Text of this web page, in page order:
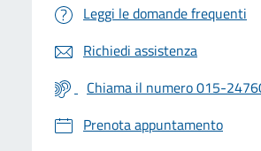
Leggi le domande frequenti
Richiedi assistenza
Chiama il numero 015-
Prenota appuntamento